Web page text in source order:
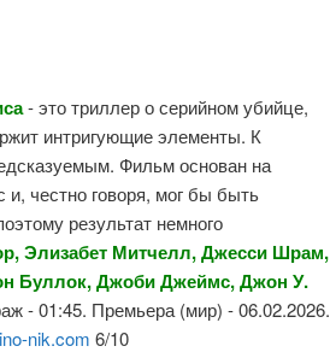
- это триллер о серийном убийце,
интригующие элементы. К
Фильм основан на
честно говоря, мог бы быть
результат немного
Элизабет Митчелл, Джесси Шрам,
Буллок, Джоби Джеймс, Джон У.
- 01:45. Премьера (мир) - 06.02.2026.
nik.com 6/10